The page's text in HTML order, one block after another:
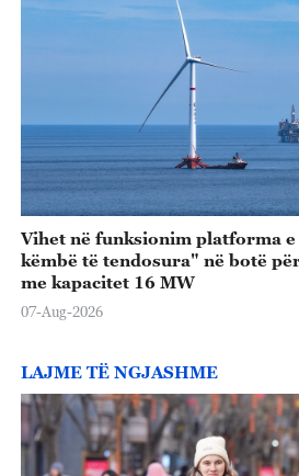
Vihet në funksionim platforma
këmbë të tendosura" në botë
me kapacitet 16 MW
07-Aug-2026
LAJME TË NGJASHME